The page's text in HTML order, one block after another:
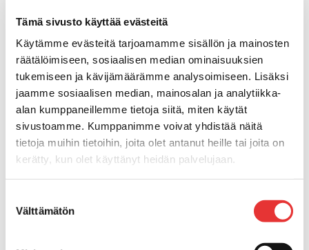
Tämä sivusto käyttää evästeitä
Käytämme evästeitä tarjoamamme sisällön ja mainosten
räätälöimiseen, sosiaalisen median ominaisuuksien
tukemiseen ja kävijämäärämme analysoimiseen. Lisäksi
jaamme sosiaalisen median, mainosalan ja analytiikka-
alan kumppaneillemme tietoja siitä, miten käytät
sivustoamme. Kumppanimme voivat yhdistää näitä
tietoja muihin tietoihin, joita olet antanut heille tai joita on
kerätty, kun olet käyttänyt heidän palvelujaan.
valinta
Välttämätön
Syvä lumi
Hyötykäyttö
Sähkö
Nuoriso
Kelkkavarusteet & tarvikkeet
AJOASUT
Ajohanskat